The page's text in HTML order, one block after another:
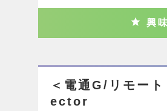
興
＜電通G/リモー
ector